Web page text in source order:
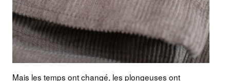
Mais les temps ont changé, les plongeuses ont